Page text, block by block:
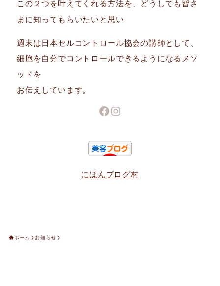
この２つを叶えてくれる方法を、どうしても皆さ
まに知ってもらいたいと思い
週末は日本セルコントロール協会の講師として、
細胞を自分でコントロールできるようになるメソ
ッドを
お伝えしています。
Facebook
Instagram
にほんブログ村
ホーム お知らせ